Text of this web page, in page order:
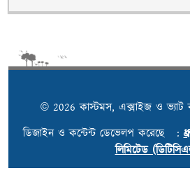
© 2026 কাস্টমস, এক্সাইজ ও ভ্যাট
ডিজাইন ও কন্টেন্ট ডেভেলপ করেছে :
লিমিটেড